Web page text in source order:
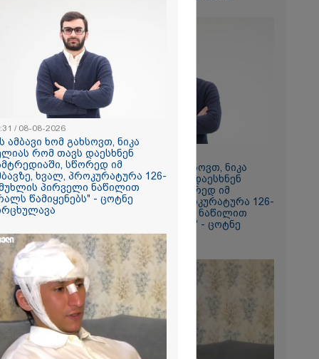
სამაშველო"
ვიღებთ
- რას წერს
1316.70
20:31 / 08-08-2026
"ის ამბავი ხომ გახსოვთ, ნიკა
მელიას რომ თავს დაესხნენ
სამტრედიაში, სწორედ იმ
ამბავზე, ხვალ, პროკურატურა 126-
ე მუხლის პირველი ნაწილით
ბრალს წამიყენებს" - ცოტნე
მირცხულავა
/ 08-08-2026
ამბავი ხომ გახსოვთ, ნიკა
რომ თავს დაესხნენ
სწორედ იმ
ხვალ, პროკურატურა 126-
პირველი ნაწილით
წამიყენებს" - ცოტნე